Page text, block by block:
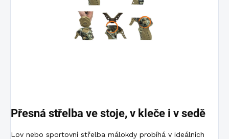
Přesná střelba ve stoje, v kleče i v sedě
Lov nebo sportovní střelba málokdy probíhá v ideálních